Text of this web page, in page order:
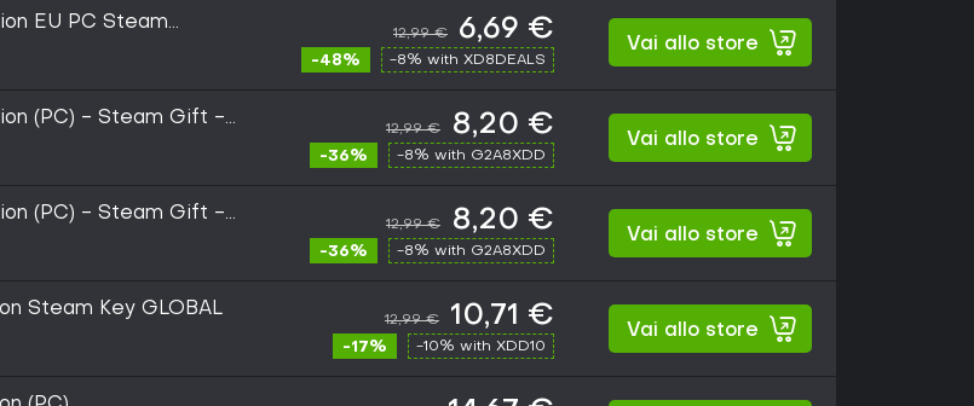
EU PC Steam
12,99 € 6,69 €
-48% -8% with XD8DEALS
Vai allo store
(PC) - Steam Gift -
12,99 € 8,20 €
-36% -8% with G2A8XDD
Vai allo store
(PC) - Steam Gift -
12,99 € 8,20 €
-36% -8% with G2A8XDD
Vai allo store
Steam Key GLOBAL
12,99 € 10,71 €
-17% -10% with XDD10
Vai allo store